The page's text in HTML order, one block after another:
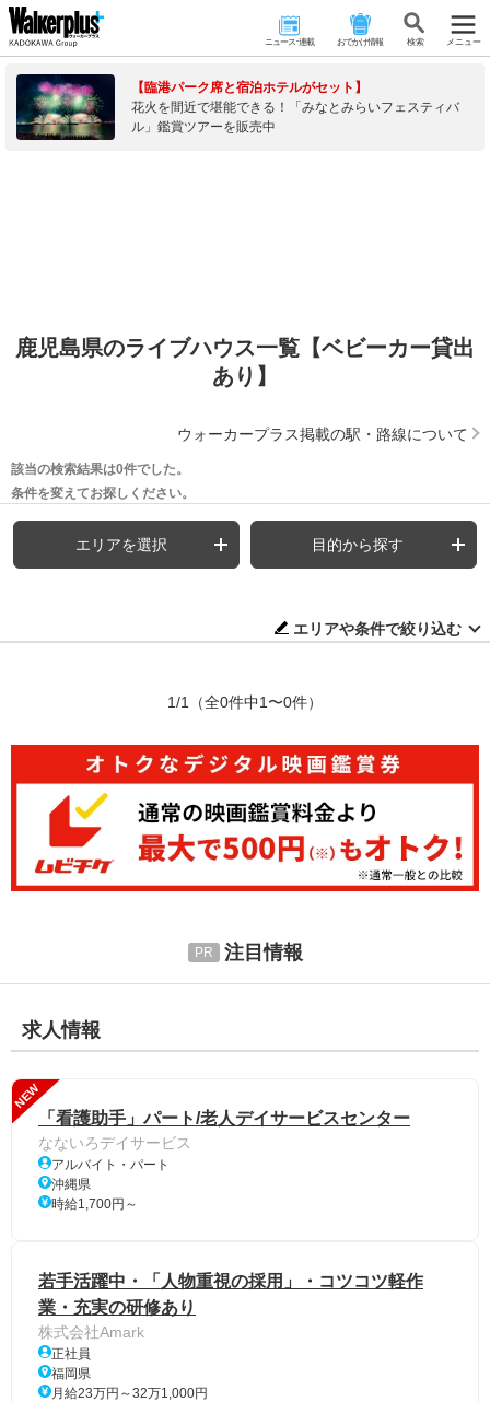
ニュース･連載 おでかけ情報 検 索 メニュー
【臨港パーク席と宿泊ホテルがセット】
花火を間近で堪能できる！「みなとみらいフェスティバ
ル」鑑賞ツアーを販売中
鹿児島県のライブハウス一覧【ベビーカー貸出
あり】
ウォーカープラス掲載の駅・路線について
該当の検索結果は0件でした。
条件を変えてお探しください。
エリアを選択 目的から探す
エリアや条件で絞り込む
1/1 （全0件中1〜0件）
注目情報
求人情報
NEW
「看護助手」パート/老人デイサービスセンター
なないろデイサービス
アルバイト・パート
沖縄県
時給1,700円～
若手活躍中・「人物重視の採用」・コツコツ軽作
業・充実の研修あり
株式会社Amark
正社員
福岡県
月給23万円～32万1,000円